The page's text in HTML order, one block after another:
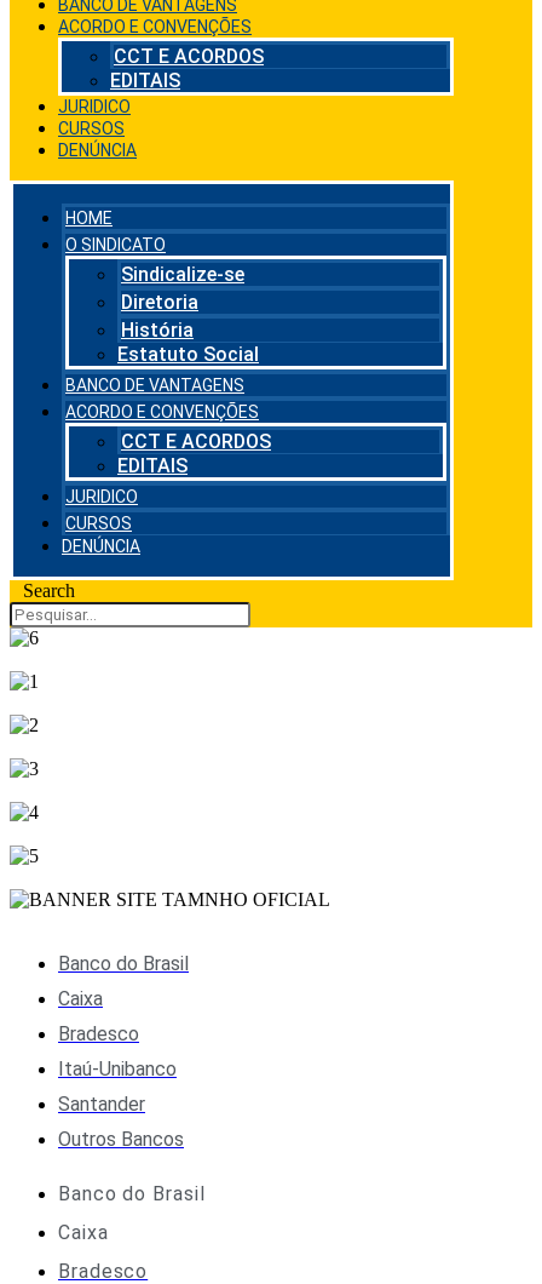
BANCO DE VANTAGENS
ACORDO E CONVENÇÕES
CCT E ACORDOS
EDITAIS
JURIDICO
CURSOS
DENÚNCIA
HOME
O SINDICATO
Sindicalize-se
Diretoria
História
Estatuto Social
BANCO DE VANTAGENS
ACORDO E CONVENÇÕES
CCT E ACORDOS
EDITAIS
JURIDICO
CURSOS
DENÚNCIA
Search
Banco do Brasil
Caixa
Bradesco
Itaú-Unibanco
Santander
Outros Bancos
Banco do Brasil
Caixa
Bradesco